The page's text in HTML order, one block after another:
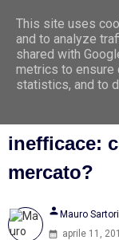
Tamiflu,
inefficace:
mercato?
person Mauro
aprile 11,
This site uses
and to analyze
shared with
metrics to ensure
statistics, and to